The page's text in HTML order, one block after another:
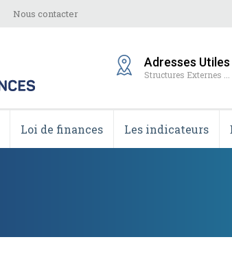
Nous contacter
Adresses Utiles
Structures Externes ...
Loi de finances Les indicateurs